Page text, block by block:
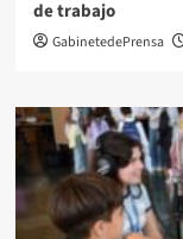
de trabajo
GabinetedePrensa